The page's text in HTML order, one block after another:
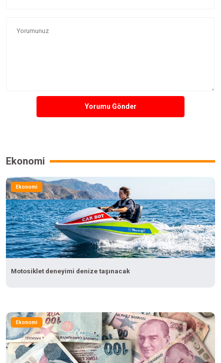
Yorumu Gönder
Ekonomi
Ekonomi
Motosiklet deneyimi denize taşınacak
Ekonomi